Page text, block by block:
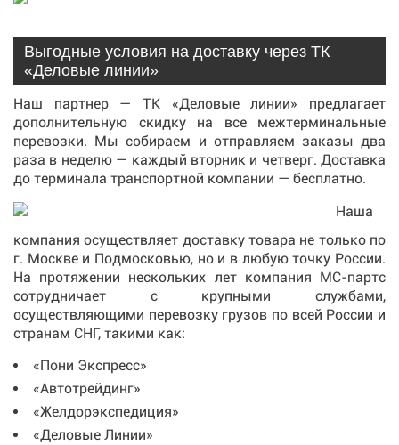
Выгодные условия на доставку через ТК
«Деловые линии»
Наш партнер — ТК «Деловые линии» предлагает
дополнительную скидку на все межтерминальные
перевозки. Мы собираем и отправляем заказы два
раза в неделю — каждый вторник и четверг. Доставка
до терминала транспортной компании — бесплатно.
Наша
компания осуществляет доставку товара не только по
г. Москве и Подмосковью, но и в любую точку России.
На протяжении нескольких лет компания МС-партс
сотрудничает с крупными службами,
осуществляющими перевозку грузов по всей России и
странам СНГ, такими как:
«Пони Экспресс»
«Автотрейдинг»
«Желдорэкспедиция»
«Деловые Линии»